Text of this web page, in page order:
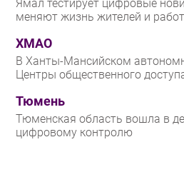
Ямал тестирует цифровые
меняют жизнь жителей и
ХМАО
В Ханты-Мансийском
Центры общественного
Тюмень
Тюменская область вошла в
цифровому контролю